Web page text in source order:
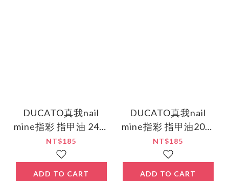
DUCATO真我nail
mine指彩 指甲油 24復
古米
NT$185
ADD TO CART
DUCATO真我nail
mine指彩 指甲油20淺
粉
NT$185
ADD TO CART